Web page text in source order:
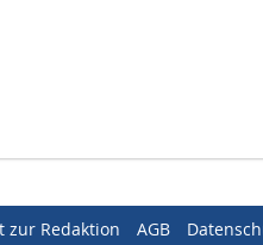
zur Redaktion AGB